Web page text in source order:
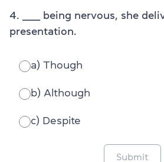
4. ______ being nervous, she
presentation.
a) Though
b) Although
c) Despite
Submit